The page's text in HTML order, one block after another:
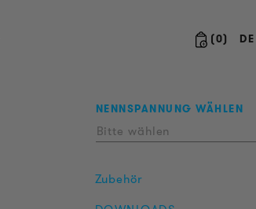
(0) DE
NENNSPANNUNG WÄHLEN
Bitte wählen
Zubehör